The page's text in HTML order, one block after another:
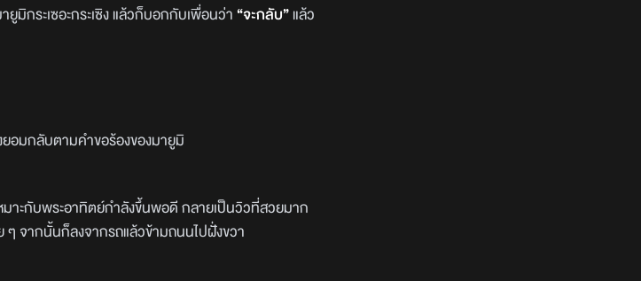
ะเซอะกระเซิง แล้วก็บอกกับเพื่อนว่า“จะกลับ”แล้ว
อมกลับตามคำขอร้องของมายูมิ
มาะกับพระอาทิตย์กำลังขึ้นพอดี กลายเป็นวิวที่สวยมาก
ๆ จากนั้นก็ลงจากรถแล้วข้ามถนนไปฝั่งขวา